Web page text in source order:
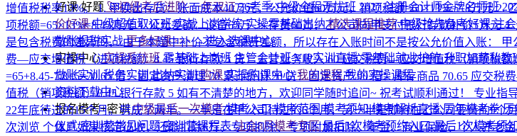
好课·好题 🚀初级考后进阶·一年双证26考季·中级全程无忧班 2027·注册会计师金牌名师班
价好课中级超值取证班实战上岗学练实操零基础出纳精选课程推荐中级抢先备考好课注
做账报税实战更多好课>>>→进入选课中心
实操中心实操系统班零基础上岗班主管会计班VIP实训直播零基础就业护航升职加薪私教
做账实训税务实训出纳实训购课实操购课中心我的课程我的实操课程
资料下载中心
报名模考+密训中级最后一次模考模考入口模考范围模考须知模考解析直播历年模考卷历
仪式密训营常见问题密训营课程表注会8月模考专区最后1次模考预约入口最后1次模考须知
增值税税率13%。 1. 甲换出存货：账面成本40万元，公允价值60万元，销项税额=60×13%=7.8万元
项税额=65×13%=8.45万元 3. 公允差额：设备65万 ＞ 存货60万，乙公司向甲支付银行存款补价5万元
是包含税费的差异的， 由于本题中补价不包含税费差额，所以存在入账时间不是按公允价值入账：
费—应交增值税（进项税额）8.45 银行存款 5 贷：主营业务收入 60 应交税费—应交增值税（销项税
=65+8.45-7.8+5=70.65 借：固定资产清理 70 累计折旧 20 贷：固定资产 90 借：库存商品 70.65 应
值税（销项税额）8.45 银行存款 5 如有不清楚的地方，欢迎同学随时追问~ 祝考试顺利通过！
专业指
22年底待过的15个月。劈成了两半。一半是在甲公司待过的6个月，另一半是即将在乙公司要待的9个
次浏览 个体户如果核定征收，还能扣除6万、专项扣除、专项附加扣除、年金、商业保险、个人养老